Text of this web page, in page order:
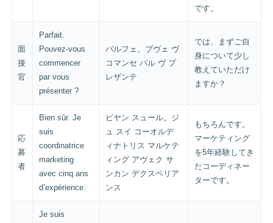
です。
面
接
官
Parfait.
Pouvez-vous
commencer
par vous
présenter ?
パルフェ。プヴェ ヴ
コマンセ パル ヴ プ
レザンテ
では、まずご自
身について少し
教えていただけ
ますか？
応
募
者
Bien sûr. Je
suis
coordinatrice
marketing
avec cinq ans
d’expérience.
ビヤン スュール。ジ
ュ スイ コーオルデ
ィナトリス マルケテ
ィング アヴェク サ
ンカン デクスペリア
ンス
もちろんです。
マーケティング
を5年経験してき
たコーディネー
ターです。
Je suis